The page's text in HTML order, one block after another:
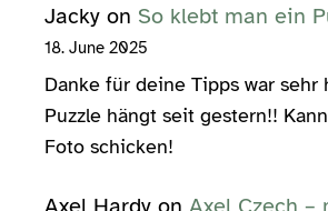
Jacky on So klebt man ein
18. June 2025
Danke für deine Tipps war
Puzzle hängt seit gestern!!
Foto schicken!